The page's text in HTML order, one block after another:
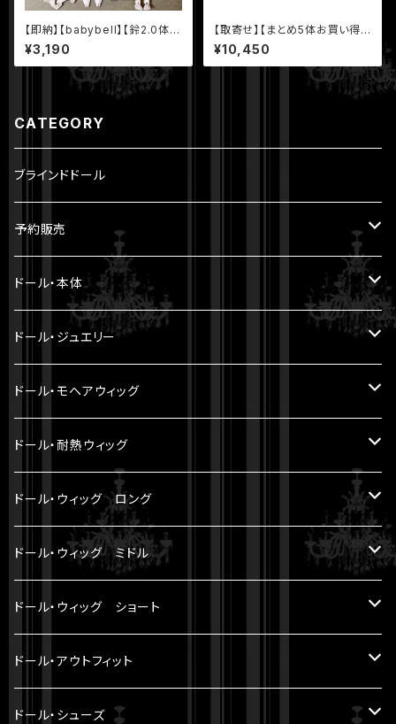
【即納】【babybell】【鈴2.0体・
ノーマルハンドver.】11.5cm 1/1
2 BJD 球体関節人形 ボディ
¥3,190
【取寄せ】【まとめ5体お買い得セ
ット】【YmY】5.6cm YmYドー
ル YmYボディ 幼ボディ ミルク
桜ピンク ホワイト
¥10,450
CATEGORY
ブラインドドール
予約販売
5.6cm ～ 20cm
22cm ～
30cm ～ 1/5BJD
33cm ～ 1/4BJD
60cm ～ 1/3BJD
70cm ～
アウトフィット
ドール・本体
ヘッド
ボディ
パーツ
セット
ドール・ジュエリー
Miroir DOLL PEARL JEWELRY
LA PERLE
LE FRANGE
LE SOURIRE
ドール・モヘアウィッグ
8-9 inch（ SD小顔サイズ ）
7-8 inch
6-7 inch
5-6 inch（ YMY10cmサイズ ）
ドール・耐熱ウィッグ
8-9 inch（ SD小顔サイズ ）
5 inch（ YMY10cmサイズ ）
7-8 inch （ SDM等サイズ ）
ドール・ウィッグ ロング
モヘアウィッグ
耐熱ウィッグ
ドール・ウィッグ ミドル
モヘアウィッグ
ドール・ウィッグ ショート
モヘアウィッグ
耐熱ウィッグ
ドール・アウトフィット
トップス
ドール・シューズ